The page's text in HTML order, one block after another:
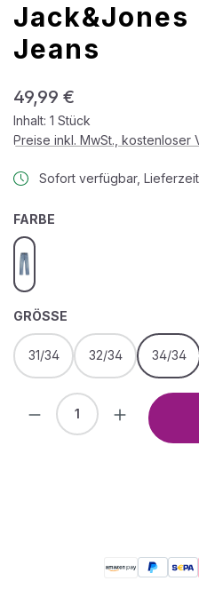
Jack&Jones
Jeans
Regulärer Preis:
49,99 €
Inhalt: 1 Stück
Preise inkl. MwSt., kostenloser
Sofort verfügbar,
FARBE
blue denim
GRÖSSE
31/34 32/34 34/34
Produkt Anzahl: